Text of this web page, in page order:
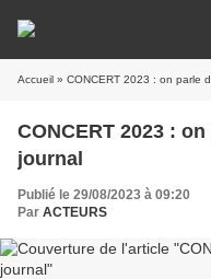
Accueil » CONCERT 2023 : on parle
CONCERT 2023 :
journal
Publié le 29/08/2023 à 09:20
Par ACTEURS